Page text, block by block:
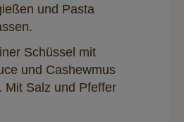
und Pasta
Schüssel mit
und Cashewmus
Mit Salz und Pfeffer